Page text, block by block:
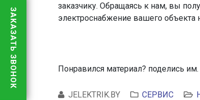
заказчику. Обращаясь к нам, вы
электроснабжение вашего объекта
Понравился материал? поделись им.
JELEKTRIK.BY СЕРВИС
ЗАКАЗАТЬ ЗВОНОК